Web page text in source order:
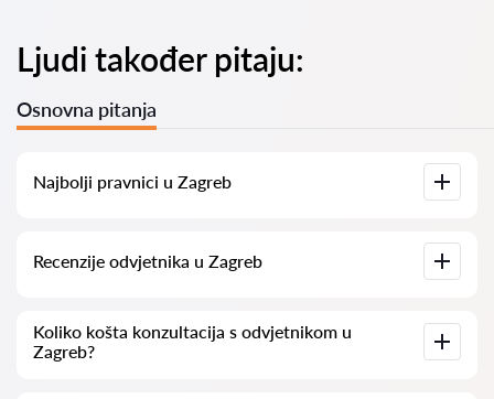
Ljudi također pitaju:
Osnovna pitanja
Najbolji pravnici u Zagreb
informacijama. Cijene, recenzije, telefonski brojevi i adrese.
Recenzije odvjetnika u Zagreb
odvjetnicima. Ne brišemo negativne recenzije niti postoji
mogućnost njihovog lažnog povećavanja.
Koliko košta konzultacija s odvjetnikom u
Zagreb?